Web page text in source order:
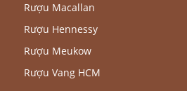
Rượu Macallan
Rượu Hennessy
Rượu Meukow
Rượu Vang HCM